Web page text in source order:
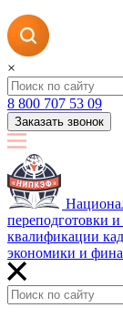
×
8 800 707 53 09
Заказать звонок
переподготовки
квалификации
экономики и